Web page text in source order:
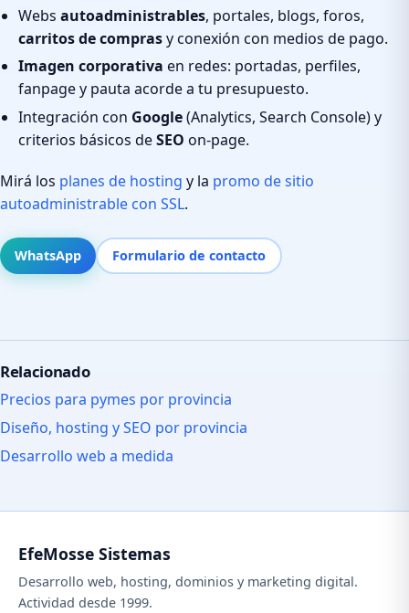
Webs autoadministrables, portales, blogs, foros,
carritos de comprasy conexión con medios de pago.
Imagen corporativa en redes: portadas, perfiles,
fanpage y pauta acorde a tu presupuesto.
Integración con Google(Analytics, Search Console) y
criterios básicos deSEO on-page.
Mirá los planes de hosting y la promo de sitio
autoadministrable con SSL.
WhatsApp Formulario de contacto
Relacionado
Precios para pymes por provincia
Diseño, hosting y SEO por provincia
Desarrollo web a medida
EfeMosse Sistemas
Desarrollo web, hosting, dominios y marketing digital.
Actividad desde 1999.